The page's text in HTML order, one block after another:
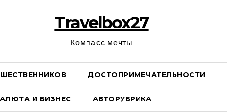
Travelbox27
Компасс мечты
ДОСТОПРИМЕЧАТЕЛЬНОСТИ
И БИЗНЕС АВТОРУБРИКА